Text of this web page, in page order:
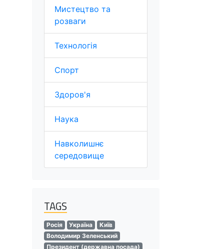
Мистецтво та
розваги
Технологія
Спорт
Здоров'я
Наука
Навколишнє
середовище
TAGS
Росія Україна
Київ
Володимир Зеленський
Президент (державна посада)